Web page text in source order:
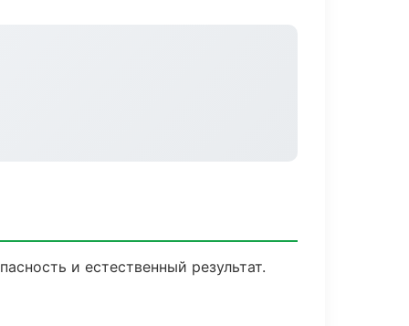
и естественный результат.